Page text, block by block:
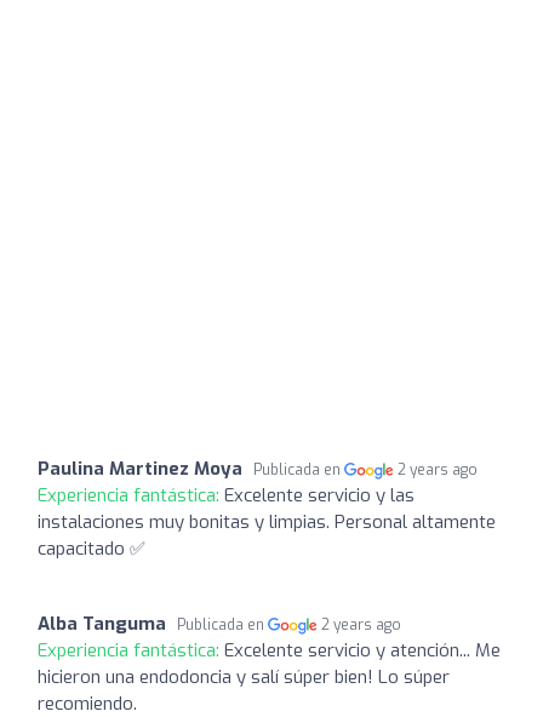
Paulina Martinez Moya Publicada en 2 years ago
Experiencia fantástica: Excelente servicio y las
instalaciones muy bonitas y limpias. Personal altamente
capacitado ✅
Alba Tanguma Publicada en 2 years ago
Experiencia fantástica: Excelente servicio y atención... Me
hicieron una endodoncia y salí súper bien! Lo súper
recomiendo.